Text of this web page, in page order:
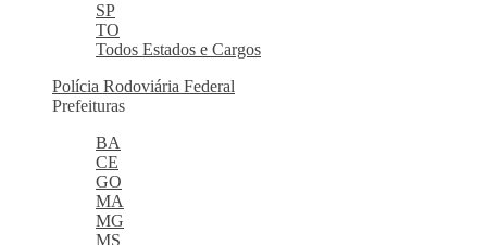
SP
TO
Todos Estados e Cargos
Polícia Rodoviária Federal
Prefeituras
BA
CE
GO
MA
MG
MS